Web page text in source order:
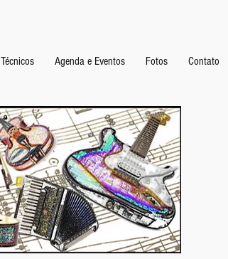
Agenda e Eventos Fotos Contato